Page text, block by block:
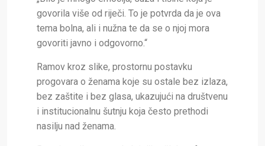
govorila više od riječi. To je potvrda da je ova
tema bolna, ali i nužna te da se o njoj mora
govoriti javno i odgovorno.“
Ramov kroz slike, prostornu postavku
progovara o ženama koje su ostale bez izlaza,
bez zaštite i bez glasa, ukazujući na društvenu
i institucionalnu šutnju koja često prethodi
nasilju nad ženama.